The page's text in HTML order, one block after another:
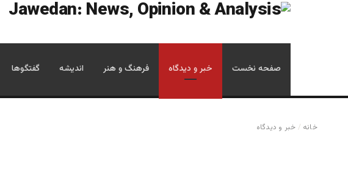
صفحه نخست خبر و دیدگاه فرهنگ و هنر اندیشه گفتگوها
خانه / خبر و دیدگاه